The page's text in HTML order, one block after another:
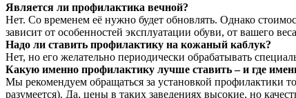
Является ли профилактика вечной?
Нет. Со временем её нужно будет обновлять. Однако
зависит от особенностей эксплуатации обуви, от вашего
Надо ли ставить профилактику на кожаный каблук?
Нет, но его желательно периодически обрабатывать
Какую именно профилактику лучше ставить – и где
Мы рекомендуем обращаться за установкой профилактики
разумеется). Да, цены в таких заведениях высокие, но